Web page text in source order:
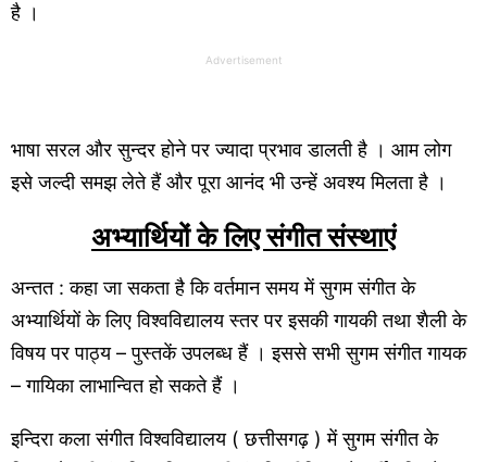
है ।
Advertisement
भाषा सरल और सुन्दर होने पर ज्यादा प्रभाव डालती है । आम लोग
इसे जल्दी समझ लेते हैं और पूरा आनंद भी उन्हें अवश्य मिलता है ।
अभ्यार्थियों के लिए संगीत संस्थाएं
अन्तत : कहा जा सकता है कि वर्तमान समय में सुगम संगीत के
अभ्यार्थियों के लिए विश्वविद्यालय स्तर पर इसकी गायकी तथा शैली के
विषय पर पाठ्य – पुस्तकें उपलब्ध हैं । इससे सभी सुगम संगीत गायक
– गायिका लाभान्वित हो सकते हैं ।
इन्दिरा कला संगीत विश्वविद्यालय ( छत्तीसगढ़ ) में सुगम संगीत के